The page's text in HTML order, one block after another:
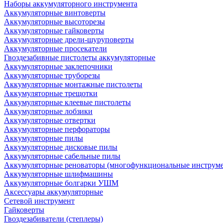
Наборы аккумуляторного инструмента
Аккумуляторные винтоверты
Аккумуляторные высоторезы
Аккумуляторные гайковерты
Аккумуляторные дрели-шуруповерты
Аккумуляторные просекатели
Гвоздезабивные пистолеты аккумуляторные
Аккумуляторные заклепочники
Аккумуляторные труборезы
Аккумуляторные монтажные пистолеты
Аккумуляторные трещотки
Аккумуляторные клеевые пистолеты
Аккумуляторные лобзики
Аккумуляторные отвертки
Аккумуляторные перфораторы
Аккумуляторные пилы
Аккумуляторные дисковые пилы
Аккумуляторные сабельные пилы
Аккумуляторные реноваторы (многофункциональные
Аккумуляторные шлифмашины
Аккумуляторные болгарки УШМ
Аксессуары аккумуляторные
Сетевой инструмент
Гайковерты
Гвоздезабиватели (степлеры)